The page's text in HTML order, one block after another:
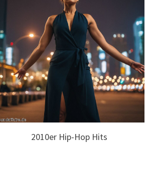
2010er Hip-Hop Hits